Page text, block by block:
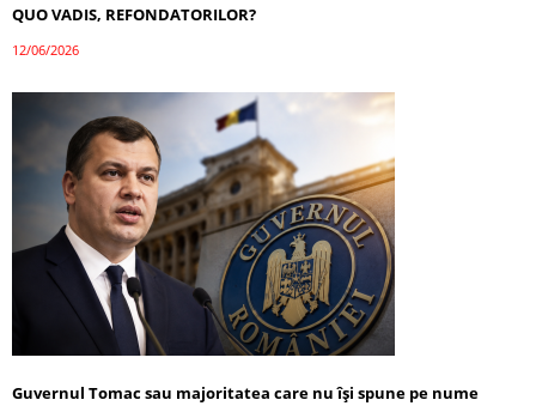
QUO VADIS, REFONDATORILOR?
12/06/2026
Guvernul Tomac sau majoritatea care nu își spune pe nume